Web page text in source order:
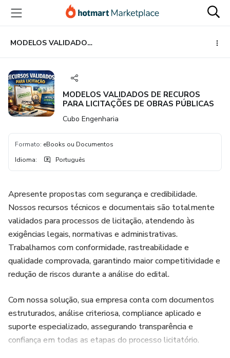
para
conteúdo
principal
para
pagamento
para
rodapé
MODELOS VALIDADOS DE RECUROS PARA LICITAÇÕES DE OBRAS PÚBLICAS
MODELOS VALIDADOS DE RECUROS
PARA LICITAÇÕES DE OBRAS PÚBLICAS
Cubo Engenharia
Formato: eBooks ou Documentos
Idioma: Português
Apresente propostas com segurança e credibilidade.
Nossos recursos técnicos e documentais são totalmente
validados para processos de licitação, atendendo às
exigências legais, normativas e administrativas.
Trabalhamos com conformidade, rastreabilidade e
qualidade comprovada, garantindo maior competitividade e
redução de riscos durante a análise do edital.
Com nossa solução, sua empresa conta com documentos
estruturados, análise criteriosa, compliance aplicado e
suporte especializado, assegurando transparência e
confiança em todas as etapas do processo licitatório.